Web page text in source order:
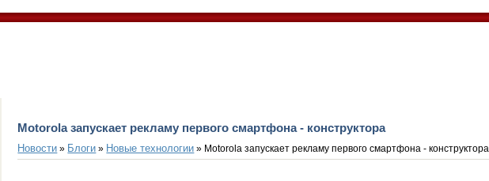
Motorola запускает рекламу первого смартфона - конструктора
Новости » Блоги » Новые технологии » Motorola запускает рекламу первого смартфона - конструктора